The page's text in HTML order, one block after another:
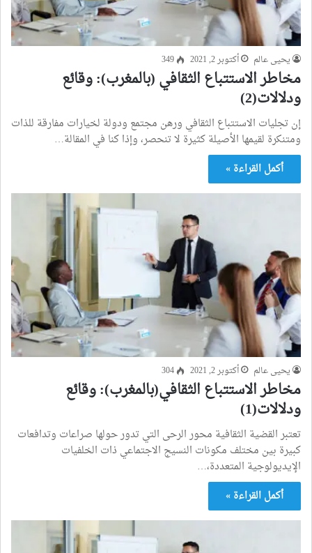
يحيى عالم أكتوبر 2, 2021 349
مخاطر الاستتباع الثقافي (بالمغرب): وقائع
ودلالات(2)
إن تجليات الاستتباع الثقافي ورهن مجتمع ودولة لخيارات مفارقة للذات
ومتنكرة لقيمها الأصيلة كثيرة لا تنحصر، وإذا كنا في المقالة…
أكمل القراءة »
يحيى عالم أكتوبر 2, 2021 304
مخاطر الاستتباع الثقافي(بالمغرب): وقائع
ودلالات(1)
تعتبر القضية الثقافية محور الرحى التي تدور حولها صراعات وتدافعات
كبيرة بين مختلف مكونات النسيج الاجتماعي ذات الخلفيات
الإيديولوجية المتعددة،…
أكمل القراءة »